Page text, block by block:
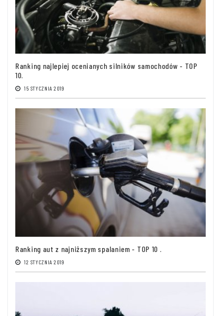
Ranking najlepiej ocenianych silników samochodów - TOP
10.
15 STYCZNIA 2019
Ranking aut z najniższym spalaniem - TOP 10 .
12 STYCZNIA 2019